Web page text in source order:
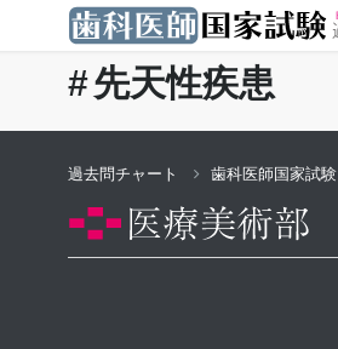
先天性疾患
過去問チャート 歯科医師国家試験